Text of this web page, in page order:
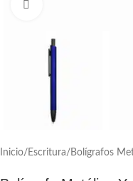
Inicio/ Escritura/ Bolígrafos